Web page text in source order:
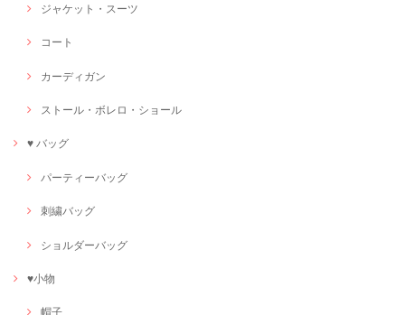
ジャケット・スーツ
コート
カーディガン
ストール・ボレロ・ショール
♥ バッグ
パーティーバッグ
刺繍バッグ
ショルダーバッグ
♥小物
帽子